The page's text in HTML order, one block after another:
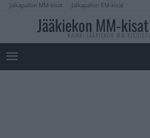
Jalkapallon MM-kisat Jalkapallon EM-kisat
Jääkiekon MM-
KAIKKI JÄÄKIEKON MM-